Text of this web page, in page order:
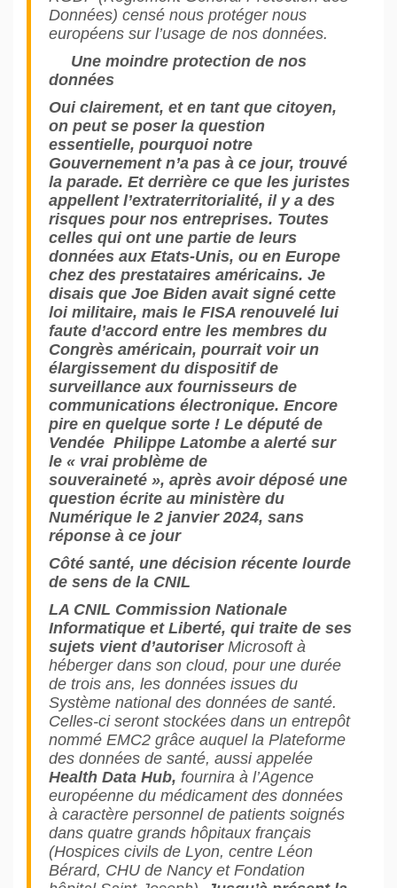
Données) censé nous protéger nous
européens sur l’usage de nos données.
Une moindre protection de nos
données
Oui clairement, et en tant que citoyen,
on peut se poser la question
essentielle, pourquoi notre
Gouvernement n’a pas à ce jour, trouvé
la parade. Et derrière ce que les juristes
appellent l’extraterritorialité, il y a des
risques pour nos entreprises. Toutes
celles qui ont une partie de leurs
données aux Etats-Unis, ou en Europe
chez des prestataires américains. Je
disais que Joe Biden avait signé cette
loi militaire, mais le FISA renouvelé lui
faute d’accord entre les membres du
Congrès américain, pourrait voir un
élargissement du dispositif de
surveillance aux fournisseurs de
communications électronique. Encore
pire en quelque sorte ! Le député de
Vendée Philippe Latombe a alerté sur
le « vrai problème de
souveraineté », après avoir déposé une
question écrite au ministère du
Numérique le 2 janvier 2024, sans
réponse à ce jour
Côté santé, une décision récente lourde
de sens de la CNIL
LA CNIL Commission Nationale
Informatique et Liberté, qui traite de ses
sujets vient d’autoriser Microsoft à
héberger dans son cloud, pour une durée
de trois ans, les données issues du
Système national des données de santé.
Celles-ci seront stockées dans un entrepôt
nommé EMC2 grâce auquel la Plateforme
des données de santé, aussi appelée
Health Data Hub, fournira à l’Agence
européenne du médicament des données
à caractère personnel de patients soignés
dans quatre grands hôpitaux français
(Hospices civils de Lyon, centre Léon
Bérard, CHU de Nancy et Fondation